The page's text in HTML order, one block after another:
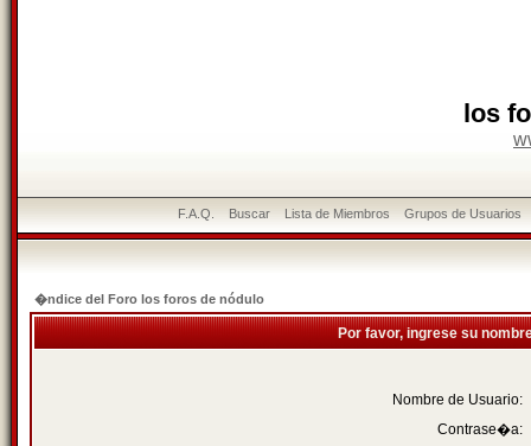
los
F.A.Q. Buscar Lista de Miembros Grupos de Usuarios
�ndice del Foro los foros de nódulo
Por favor, ingrese su
Nombre de Usuario:
Contrase�a: